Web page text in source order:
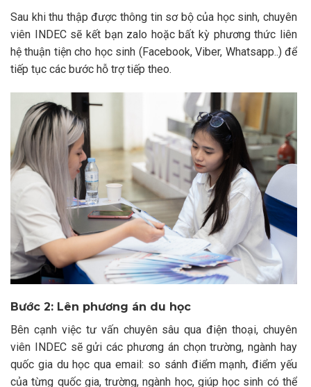
Sau khi thu thập được thông tin sơ bộ của học sinh, chuyên
viên INDEC sẽ kết bạn zalo hoặc bất kỳ phương thức liên
hệ thuận tiện cho học sinh (Facebook, Viber, Whatsapp..) để
tiếp tục các bước hỗ trợ tiếp theo.
Bước 2: Lên phương án du học
Bên cạnh việc tư vấn chuyên sâu qua điện thoại, chuyên
viên INDEC sẽ gửi các phương án chọn trường, ngành hay
quốc gia du học qua email: so sánh điểm mạnh, điểm yếu
của từng quốc gia, trường, ngành học, giúp học sinh có thể